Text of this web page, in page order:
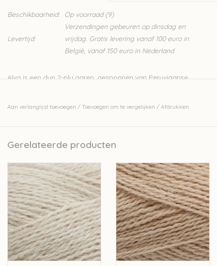
Beschikbaarheid: Op voorraad(9)
Levertijd:
Verzendingen gebeuren op dinsdag en
vrijdag. Gratis levering vanaf 100 euro in
België, vanaf 150 euro in Nederland
Alva is een dun 2-ply garen, gesponnen van Peruviaanse
25 gram - 175meter
Handwas
Let op: de kleur op beeld kan afwijken van de werkelijke kleur.
Aan verlanglijst toevoegen / Toevoegen om te vergelijken / Afdrukken
Gerelateerde producten